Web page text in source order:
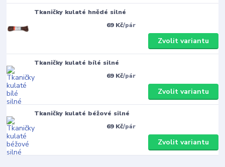
Tkaničky kulaté hnědé silné
69 Kč/pár
Zvolit variantu
Tkaničky kulaté bílé silné
69 Kč/pár
Zvolit variantu
Tkaničky kulaté béžové silné
69 Kč/pár
Zvolit variantu